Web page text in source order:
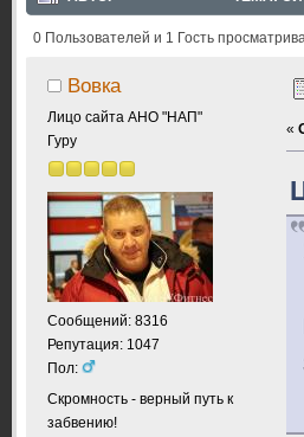
0 Пользователей и 1 Гость
Вовка
Лицо сайта АНО "НАП"
Гуру
Сообщений: 8316
Репутация: 1047
Пол:
Скромность - верный путь к
забвению!
«